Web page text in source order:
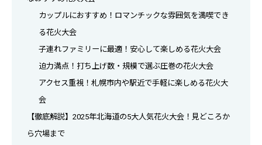
カップルにおすすめ！ロマンチックな雰囲気を満喫でき
る花火大会
子連れファミリーに最適！安心して楽しめる花火大会
迫力満点！打ち上げ数・規模で選ぶ圧巻の花火大会
アクセス重視！札幌市内や駅近で手軽に楽しめる花火大
会
【徹底解説】2025年北海道の5大人気花火大会！見どころか
ら穴場まで